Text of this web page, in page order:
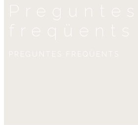
Preguntes
freqüents
PREGUNTES FREQÜENTS